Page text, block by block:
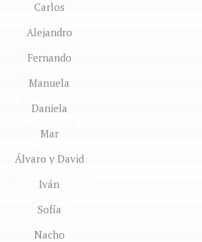
Carlos
Alejandro
Fernando
Manuela
Daniela
Mar
Álvaro y David
Iván
Sofía
Nacho